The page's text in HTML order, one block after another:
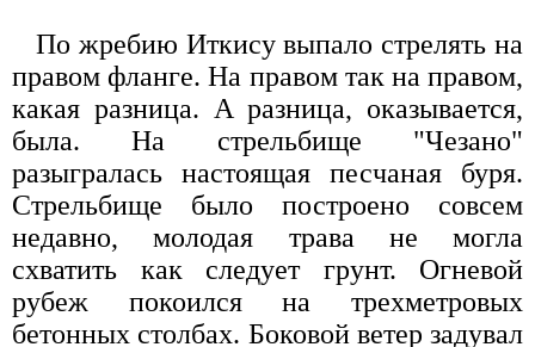
По жребию Иткису выпало стрелять на
правом фланге. На правом так на правом,
какая разница. А разница, оказывается,
была. На стрельбище "Чезано"
разыгралась настоящая песчаная буря.
Стрельбище было построено совсем
недавно, молодая трава не могла
схватить как следует грунт. Огневой
рубеж покоился на трехметровых
бетонных столбах. Боковой ветер задувал